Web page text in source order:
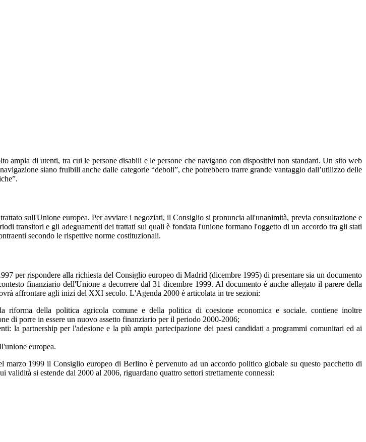
ampia di utenti, tra cui le persone disabili e le persone che navigano con dispositivi non standard. Un sito web
siano fruibili anche dalle categorie “deboli”, che potrebbero trarre grande vantaggio dall’utilizzo delle
sull'Unione europea. Per avviare i negoziati, il Consiglio si pronuncia all'unanimità, previa consultazione e
transitori e gli adeguamenti dei trattati sui quali è fondata l'unione formano l'oggetto di un accordo tra gli stati
secondo le rispettive norme costituzionali.
per rispondere alla richiesta del Consiglio europeo di Madrid (dicembre 1995) di presentare sia un documento
finanziario dell'Unione a decorrere dal 31 dicembre 1999. Al documento è anche allegato il parere della
affrontare agli inizi del XXI secolo. L'Agenda 2000 è articolata in tre sezioni:
riforma della politica agricola comune e della politica di coesione economica e sociale. contiene inoltre
di porre in essere un nuovo assetto finanziario per il periodo 2000-2006;
la partnership per l'adesione e la più ampia partecipazione dei paesi candidati a programmi comunitari ed ai
europea.
1999 il Consiglio europeo di Berlino è pervenuto ad un accordo politico globale su questo pacchetto di
si estende dal 2000 al 2006, riguardano quattro settori strettamente connessi: